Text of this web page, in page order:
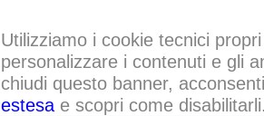
Utilizziamo i cookie tecnici
personalizzare i contenuti e gli
chiudi questo banner,
estesae scopri come